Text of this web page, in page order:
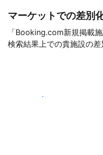
マーケットでの差別
「Booking.com新規掲載
検索結果上での貴施設の差
さっそく始める